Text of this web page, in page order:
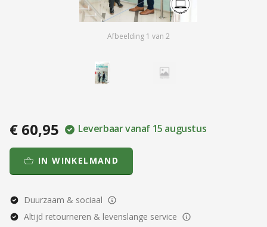
Afbeelding 1 van 2
€ 60,95 Leverbaar vanaf 15 augustus
IN WINKELMAND
Duurzaam & sociaal
Altijd retourneren & levenslange service